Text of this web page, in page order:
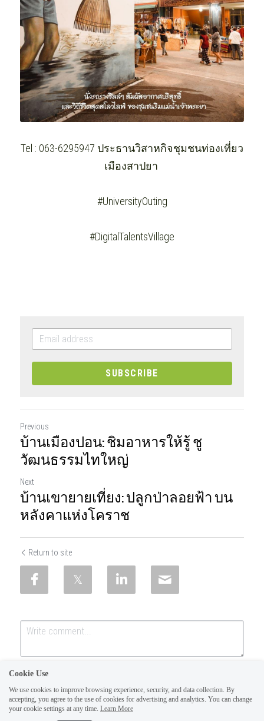
Tel : 063-6295947 ประธานวิสาหกิจชุมชนท่องเที่ยว
เมืองสาปยา
#UniversityOuting
#DigitalTalentsVillage
SUBSCRIBE
Previous
บ้านเมืองปอน: ชิมอาหารให้รู้ ชู
วัฒนธรรมไทใหญ่
Next
บ้านเขายายเที่ยง: ปลูกป่าลอยฟ้า บน
หลังคาแห่งโคราช
Return to site
Cookie Use
We use cookies to improve browsing experience, security, and data collection. By
accepting, you agree to the use of cookies for advertising and analytics. You can change
your cookie settings at any time. Learn More